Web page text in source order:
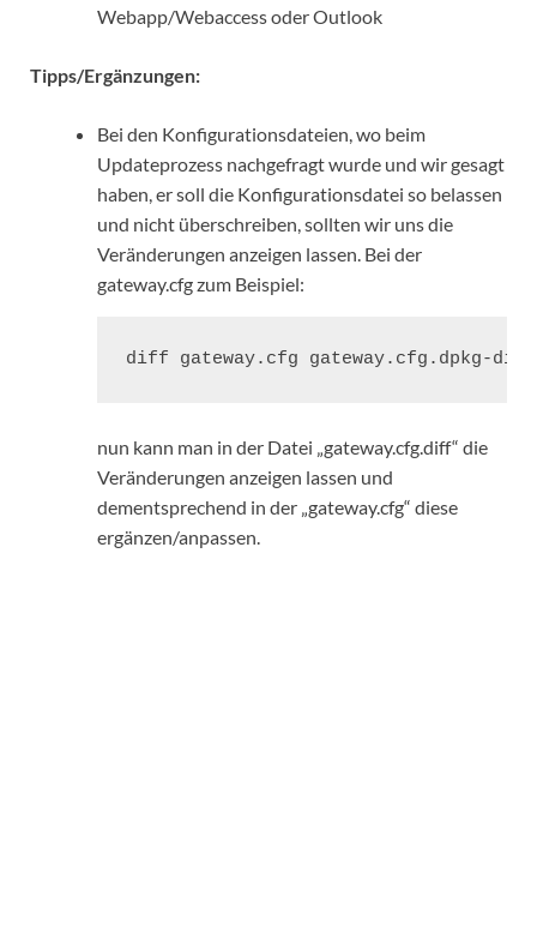
Webapp/Webaccess oder Outlook
Tipps/Ergänzungen:
Bei den Konfigurationsdateien, wo beim
Updateprozess nachgefragt wurde und wir gesagt
haben, er soll die Konfigurationsdatei so belassen
und nicht überschreiben, sollten wir uns die
Veränderungen anzeigen lassen. Bei der
gateway.cfg zum Beispiel:
diff gateway.cfg gateway.cfg.dpkg-
nun kann man in der Datei „gateway.cfg.diff“ die
Veränderungen anzeigen lassen und
dementsprechend in der „gateway.cfg“ diese
ergänzen/anpassen.